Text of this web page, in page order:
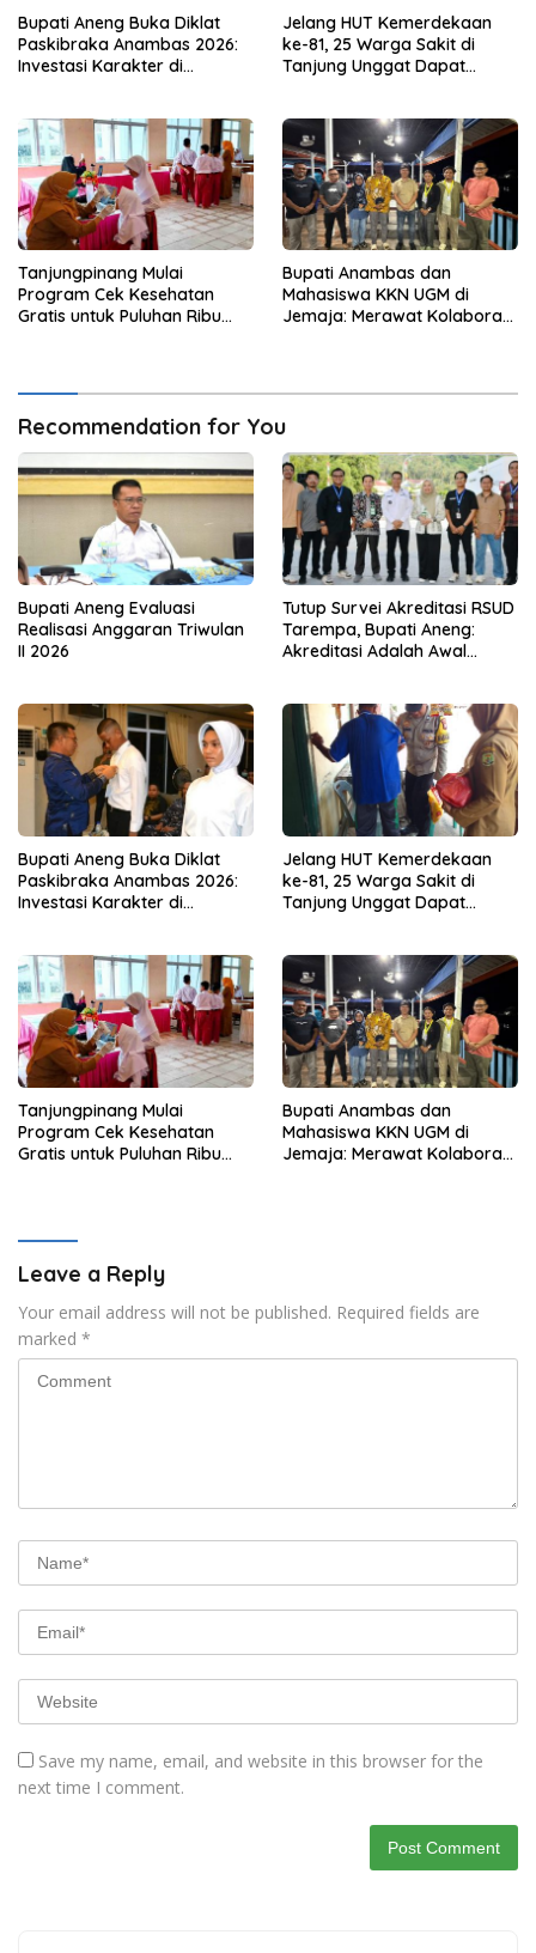
Bupati Aneng Buka Diklat
Paskibraka Anambas 2026:
Investasi Karakter di
Jelang HUT Kemerdekaan
ke-81, 25 Warga Sakit di
Tanjung Unggat Dapat
Tanjungpinang Mulai
Program Cek Kesehatan
Gratis untuk Puluhan Ribu
Bupati Anambas dan
Mahasiswa KKN UGM di
Jemaja: Merawat Kolaborasi
Recommendation for You
Bupati Aneng Evaluasi
Realisasi Anggaran Triwulan
II 2026
Tutup Survei Akreditasi RSUD
Tarempa, Bupati Aneng:
Akreditasi Adalah Awal
Bupati Aneng Buka Diklat
Paskibraka Anambas 2026:
Investasi Karakter di
Jelang HUT Kemerdekaan
ke-81, 25 Warga Sakit di
Tanjung Unggat Dapat
Tanjungpinang Mulai
Program Cek Kesehatan
Gratis untuk Puluhan Ribu
Bupati Anambas dan
Mahasiswa KKN UGM di
Jemaja: Merawat Kolaborasi
Leave a Reply
Your email address will not be published. Required fields are
marked *
Save my name, email, and website in this browser for the
next time I comment.